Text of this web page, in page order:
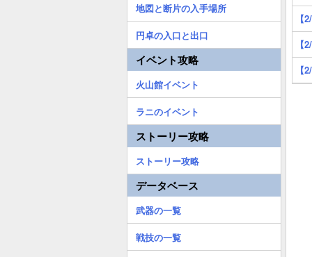
【
【
【
地図と断片の入手場所
円卓の入口と出口
イベント攻略
火山館イベント
ラニのイベント
ストーリー攻略
ストーリー攻略
データベース
武器の一覧
戦技の一覧